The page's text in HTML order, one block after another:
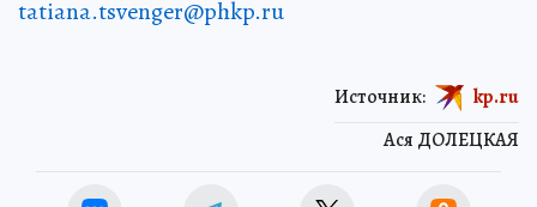
tatiana.tsvenger@phkp.ru
Ася ДОЛЕЦКАЯ
Источник: kp.ru